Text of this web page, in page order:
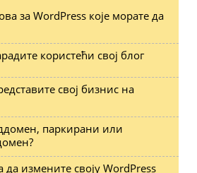
за WordPress које морате да
користећи свој блог
свој бизнис на
паркирани или
да измените своју WordPress